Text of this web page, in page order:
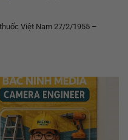
Việt Nam 27/2/1955 –